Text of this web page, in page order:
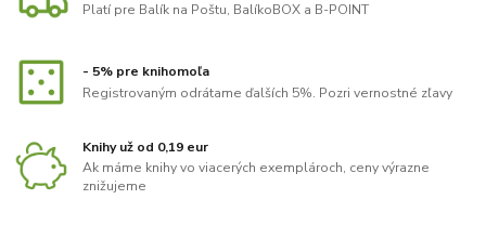
Platí pre Balík na Poštu, BalíkoBOX a B-POINT
- 5% pre knihomoľa
Registrovaným odrátame ďalších 5%. Pozri vernostné zľavy
Knihy už od 0,19 eur
Ak máme knihy vo viacerých exemplároch, ceny výrazne
znižujeme